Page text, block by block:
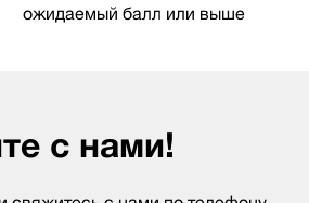
ожидаемый балл или выше
с нами!